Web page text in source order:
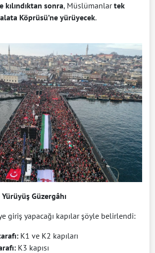
kılındıktan sonra, Müslümanlartek
Köprüsü’ne yürüyecek.
Güzergâhı
giriş yapacağı kapılar şöyle belirlendi:
K1 ve K2 kapıları
K3 kapısı